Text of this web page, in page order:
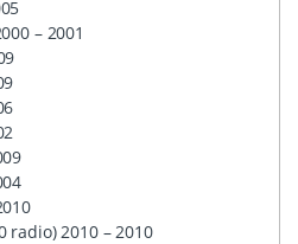
– 2001
radio) 2010 – 2010